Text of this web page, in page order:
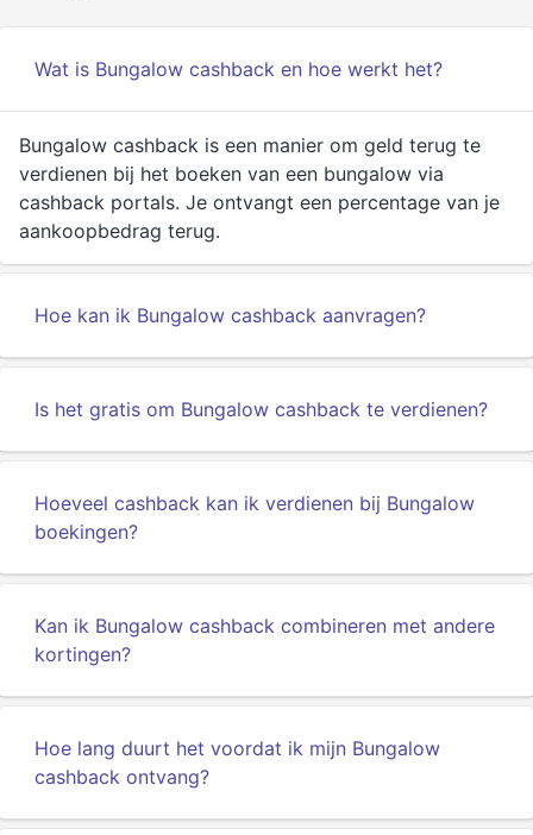
Wat is Bungalow cashback en hoe werkt het?
Bungalow cashback is een manier om geld terug te
verdienen bij het boeken van een bungalow via
cashback portals. Je ontvangt een percentage van je
aankoopbedrag terug.
Hoe kan ik Bungalow cashback aanvragen?
Is het gratis om Bungalow cashback te verdienen?
Hoeveel cashback kan ik verdienen bij Bungalow
boekingen?
Kan ik Bungalow cashback combineren met andere
kortingen?
Hoe lang duurt het voordat ik mijn Bungalow
cashback ontvang?